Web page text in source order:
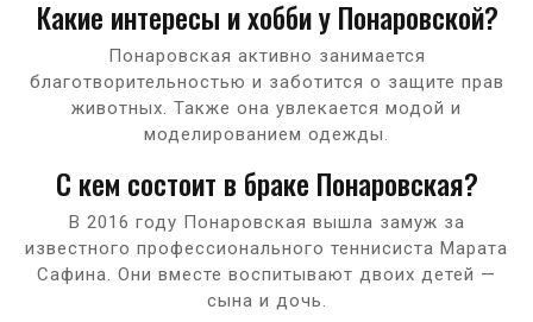
Какие интересы и хобби у Понаровской?
Понаровская активно занимается
благотворительностью и заботится о защите прав
животных. Также она увлекается модой и
моделированием одежды.
С кем состоит в браке Понаровская?
В 2016 году Понаровская вышла замуж за
известного профессионального теннисиста Марата
Сафина. Они вместе воспитывают двоих детей —
сына и дочь.